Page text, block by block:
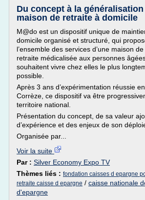
Du concept à la
maison de retraite à domicile
M@do est un dispositif unique de
domicile organisé et structuré, qui
l’ensemble des services d’une maison de
retraite médicalisée aux personnes
souhaitent vivre chez elles le plus
possible.
Après 3 ans d’expérimentation réussie en
Corrèze, ce dispositif va être
territoire national.
Présentation du concept, de sa valeur
d’expérience et des enjeux de son
Organisée par...
Voir la suite
Par : Silver Economy Expo TV
Thèmes liés : fondation caisses d epargne
retraite caisse d epargne / caisse nationale
d'epargne